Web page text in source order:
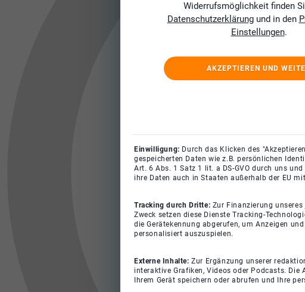
Widerrufsmöglichkeit finden
Datenschutzerklärungund in den
Einstellungen.
AKZEPTIEREN UND
Einwilligung: Durch das Klicken des
gespeicherten Daten wie z.B. persönlichen
Art. 6 Abs. 1 Satz 1 lit. a DS-GVO durch uns
ihre Daten auch in Staaten außerhalb der EU
Tracking durch Dritte: Zur Finanzierung
Zweck setzen diese Dienste Tracking-
die Gerätekennung abgerufen, um Anzeigen
personalisiert auszuspielen.
Externe Inhalte:Zur Ergänzung unserer
interaktive Grafiken, Videos oder Podcasts.
Ihrem Gerät speichern oder abrufen und Ihre